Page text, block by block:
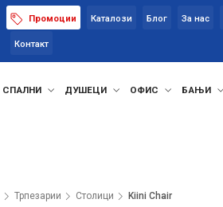
Промоции Каталози Блог За нас
Контакт
СПАЛНИ ДУШЕЦИ ОФИС БАЊИ
Трпезарии Столици Kiini Chair